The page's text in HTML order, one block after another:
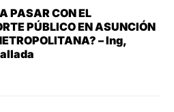
PASAR CON EL
PÚBLICO EN ASUNCIÓN
– Ing,